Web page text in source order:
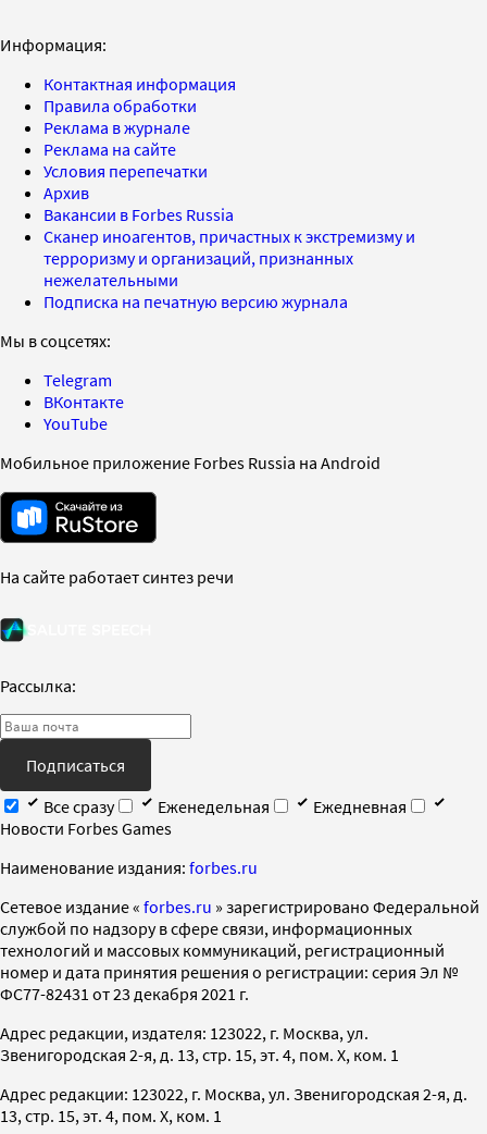
Информация:
Контактная информация
Правила обработки
Реклама в журнале
Реклама на сайте
Условия перепечатки
Архив
Вакансии в Forbes Russia
Сканер иноагентов, причастных к экстремизму и
терроризму и организаций, признанных
нежелательными
Подписка на печатную версию журнала
Мы в соцсетях:
Telegram
ВКонтакте
YouTube
Мобильное приложение Forbes Russia на Android
На сайте работает синтез речи
Рассылка:
Подписаться
Все сразу
Еженедельная
Ежедневная
Новости Forbes Games
Наименование издания: forbes.ru
Cетевое издание « forbes.ru » зарегистрировано Федеральной
службой по надзору в сфере связи, информационных
технологий и массовых коммуникаций, регистрационный
номер и дата принятия решения о регистрации: серия Эл №
ФС77-82431 от 23 декабря 2021 г.
Адрес редакции, издателя: 123022, г. Москва, ул.
Звенигородская 2-я, д. 13, стр. 15, эт. 4, пом. X, ком. 1
Адрес редакции: 123022, г. Москва, ул. Звенигородская 2-я, д.
13, стр. 15, эт. 4, пом. X, ком. 1